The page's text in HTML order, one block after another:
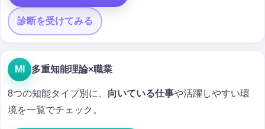
診断を受けてみる
MI 多重知能理論×職業
8つの知能タイプ別に、 向いている仕事や活躍しやすい環
境を一覧でチェック。